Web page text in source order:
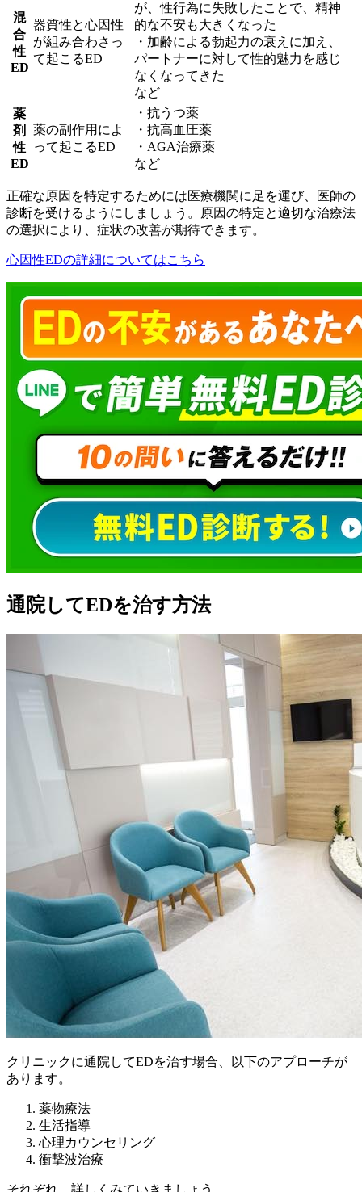
混
合
性
ED
器質性と心因性
が組み合わさっ
て起こるED
が、性行為に失敗したことで、精神
的な不安も大きくなった
・加齢による勃起力の衰えに加え、
パートナーに対して性的魅力を感じ
なくなってきた
など
薬
剤
性
ED
薬の副作用によ
って起こるED
・抗うつ薬
・抗高血圧薬
・AGA治療薬
など
正確な原因を特定するためには医療機関に足を運び、医師の
診断を受けるようにしましょう。原因の特定と適切な治療法
の選択により、症状の改善が期待できます。
心因性EDの詳細についてはこちら
通院してEDを治す方法
クリニックに通院してEDを治す場合、以下のアプローチが
あります。
薬物療法
生活指導
心理カウンセリング
衝撃波治療
それぞれ、詳しくみていきましょう。